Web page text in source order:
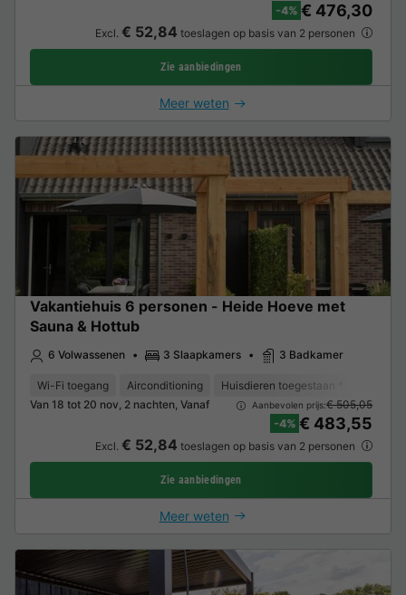
-4% € 476,30
Excl. € 52,84 toeslagen op basis van 2 personen
Zie aanbiedingen
Meer weten
Vakantiehuis 6 personen - Heide Hoeve met
Sauna & Hottub
6 Volwassenen 3 Slaapkamers 3 Badkamer
Wi-Fi toegang Airconditioning Huisdieren toegestaan *
Van 18 tot 20 nov, 2 nachten, Vanaf
Aanbevolen prijs:€ 505,05
-4% € 483,55
Excl. € 52,84 toeslagen op basis van 2 personen
Zie aanbiedingen
Meer weten